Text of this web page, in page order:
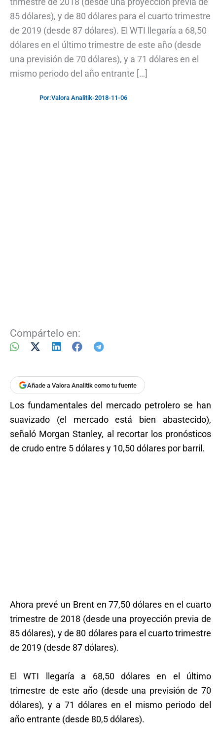
85 dólares), y de 80 dólares para el cuarto trimestre
de 2019 (desde 87 dólares). El WTI llegaría a 68,50
dólares en el último trimestre de este año (desde
una previsión de 70 dólares), y a 71 dólares en el
mismo periodo del año entrante […]
Por:Valora Analitik-2018-11-06
Compártelo en:
Añade a Valora Analitik como tu fuente
Los fundamentales del mercado petrolero se han
suavizado (el mercado está bien abastecido),
señaló Morgan Stanley, al recortar los pronósticos
de crudo entre 5 dólares y 10,50 dólares por barril.
Ahora prevé un Brent en 77,50 dólares en el cuarto
trimestre de 2018 (desde una proyección previa de
85 dólares), y de 80 dólares para el cuarto trimestre
de 2019 (desde 87 dólares).
El WTI llegaría a 68,50 dólares en el último
trimestre de este año (desde una previsión de 70
dólares), y a 71 dólares en el mismo periodo del
año entrante (desde 80,5 dólares).